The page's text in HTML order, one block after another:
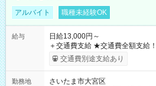
アルバイト 職種未経験OK
給与
日給13,000円～
＋交通費支給 ★交通費全額支給！ ┗案件により規定あり ★日払
いOK！（規定あり） ┗働いたそ
ンビニATMから 日払い分を引き落とせます
交通費別途支給あり
勤務地
さいたま市大宮区